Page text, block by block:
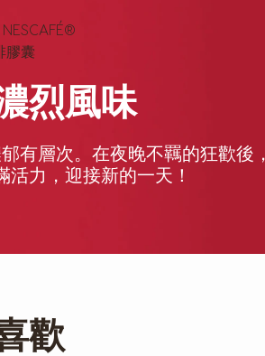
烈風味
有層次。在夜晚不羈的狂歡後，
力，迎接新的一天！
歡